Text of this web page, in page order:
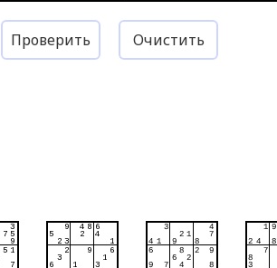
Проверить Очистить